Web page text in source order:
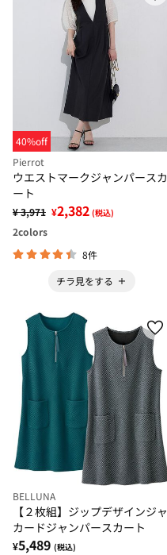
40%off
Pierrot
ウエストマークジャンパースカ
ート
¥ 3,971 ¥2,382 (税込)
2colors
8件
チラ見をする
BELLUNA
【２枚組】ジップデザインジャ
カードジャンパースカート
¥5,489 (税込)